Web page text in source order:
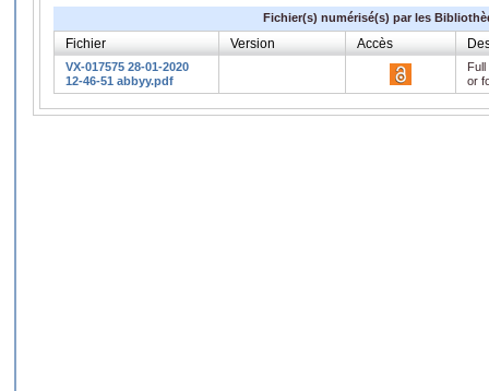
Fichier(s) numérisé(s) par les
Fichier Version Accès
VX-017575 28-01-2020
12-46-51 abbyy.pdf
or